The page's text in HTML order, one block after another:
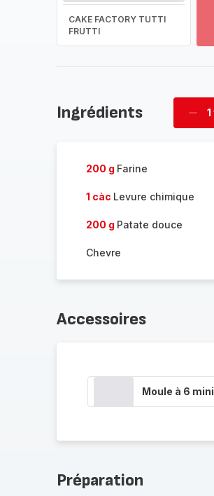
CAKE FACTORY TUTTI
FRUTTI
Ingrédients
200 g Farine
1 càc Levure chimique
200 g Patate douce
Chevre
Accessoires
Moule à 6
Préparation